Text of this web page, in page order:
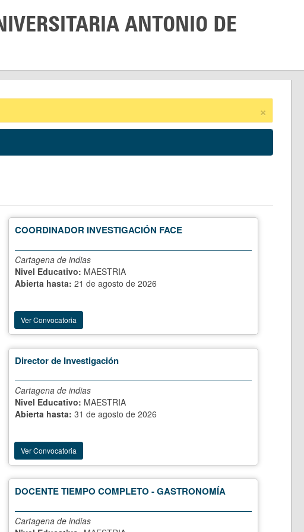
ANTONIO DE
×
COORDINADOR INVESTIGACIÓN FACE
Cartagena de indias
Nivel Educativo: MAESTRIA
Abierta hasta: 21 de agosto de 2026
Ver Convocatoria
Director de Investigación
Cartagena de indias
Nivel Educativo: MAESTRIA
Abierta hasta: 31 de agosto de 2026
Ver Convocatoria
DOCENTE TIEMPO COMPLETO - GASTRONOMÍA
Cartagena de indias